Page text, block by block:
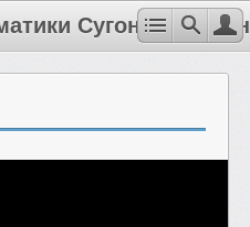
Сугоняка